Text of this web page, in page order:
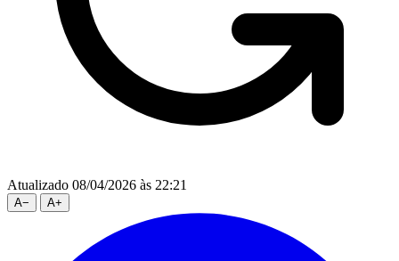
Atualizado 08/04/2026 às 22:21
A− A+